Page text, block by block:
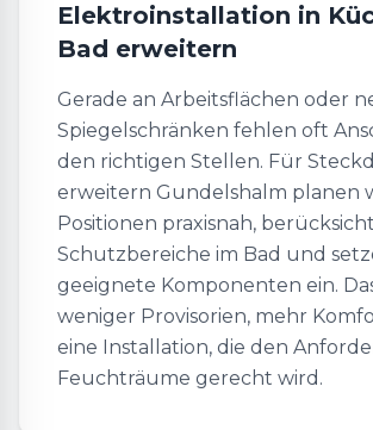
Elektroinstallation in
Bad erweitern
Gerade an Arbeitsflächen oder
Spiegelschränken fehlen oft
den richtigen Stellen. Für
erweitern Gundelshalm planen
Positionen praxisnah,
Schutzbereiche im Bad und
geeignete Komponenten ein.
weniger Provisorien, mehr
eine Installation, die den
Feuchträume gerecht wird.